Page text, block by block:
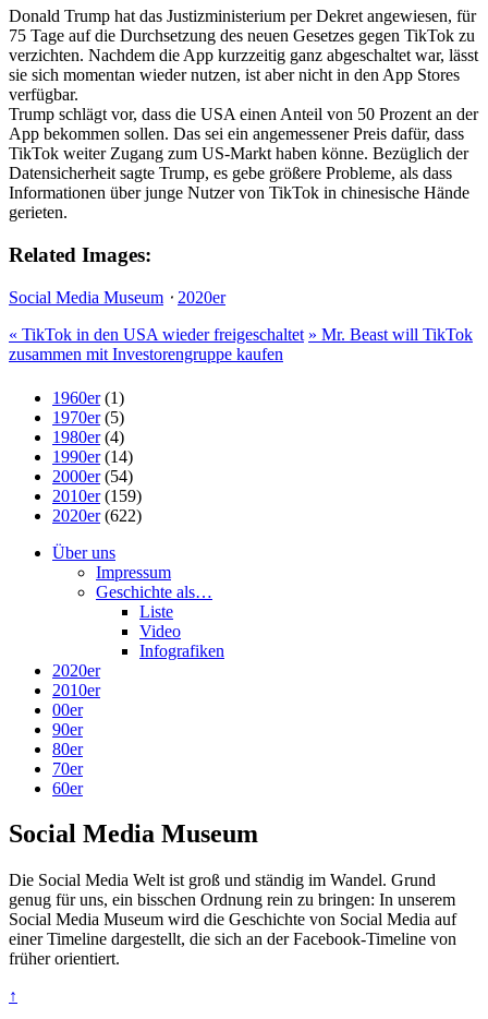
Donald Trump hat das Justizministerium per Dekret angewiesen, für
75 Tage auf die Durchsetzung des neuen Gesetzes gegen TikTok zu
verzichten. Nachdem die App kurzzeitig ganz abgeschaltet war, lässt
sie sich momentan wieder nutzen, ist aber nicht in den App Stores
verfügbar.
Trump schlägt vor, dass die USA einen Anteil von 50 Prozent an der
App bekommen sollen. Das sei ein angemessener Preis dafür, dass
TikTok weiter Zugang zum US-Markt haben könne. Bezüglich der
Datensicherheit sagte Trump, es gebe größere Probleme, als dass
Informationen über junge Nutzer von TikTok in chinesische Hände
gerieten.
Related Images:
Social Media Museum ⋅ 2020er
« TikTok in den USA wieder freigeschaltet » Mr. Beast will TikTok
zusammen mit Investorengruppe kaufen
1960er(1)
1970er(5)
1980er(4)
1990er(14)
2000er(54)
2010er(159)
2020er(622)
Über uns
Impressum
Geschichte als…
Liste
Video
Infografiken
2020er
2010er
00er
90er
80er
70er
60er
Social Media Museum
Die Social Media Welt ist groß und ständig im Wandel. Grund
genug für uns, ein bisschen Ordnung rein zu bringen: In unserem
Social Media Museum wird die Geschichte von Social Media auf
einer Timeline dargestellt, die sich an der Facebook-Timeline von
früher orientiert.
↑